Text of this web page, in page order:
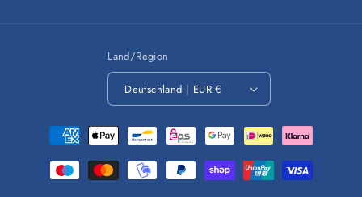
Land/Region
Deutschland | EUR €
Zahlungsmethoden